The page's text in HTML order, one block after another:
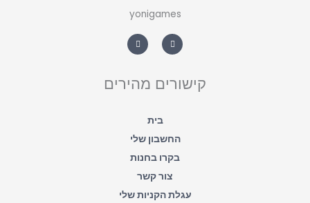
yonigames
a
c
e
o
h
a
t
p
p
קישורים מהירים
בית
החשבון שלי
בקרו בחנות
צור קשר
עגלת הקניות שלי